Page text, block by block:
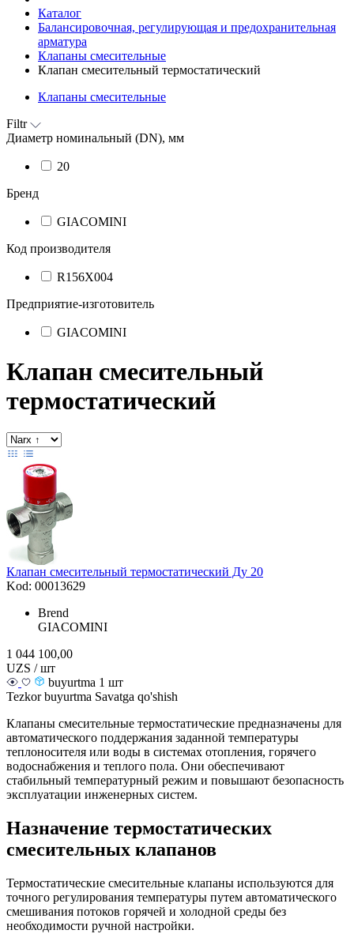
Каталог
Балансировочная, регулирующая и предохранительная
арматура
Клапаны cмесительные
Клапан cмесительный термостатический
Клапаны cмесительные
Filtr
Диаметр номинальный (DN), мм
20
Бренд
GIACOMINI
Код производителя
R156X004
Предприятие-изготовитель
GIACOMINI
Клапан cмесительный
термостатический
Клапан смесительный термостатический Ду 20
Kod: 00013629
Brend
GIACOMINI
1 044 100,00
UZS / шт
buyurtma 1 шт
Tezkor buyurtma Savatga qo'shish
Клапаны смесительные термостатические предназначены для
автоматического поддержания заданной температуры
теплоносителя или воды в системах отопления, горячего
водоснабжения и теплого пола. Они обеспечивают
стабильный температурный режим и повышают безопасность
эксплуатации инженерных систем.
Назначение термостатических
смесительных клапанов
Термостатические смесительные клапаны используются для
точного регулирования температуры путем автоматического
смешивания потоков горячей и холодной среды без
необходимости ручной настройки.